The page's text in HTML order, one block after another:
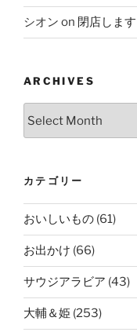
シオン on 閉店します
ARCHIVES
カテゴリー
おいしいもの (61)
お出かけ (66)
サウジアラビア (43)
大輔＆姫 (253)